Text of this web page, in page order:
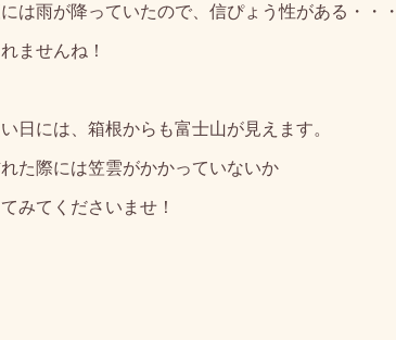
は雨が降っていたので、信ぴょう性がある・・・
ませんね！
日には、箱根からも富士山が見えます。
た際には笠雲がかかっていないか
みてくださいませ！